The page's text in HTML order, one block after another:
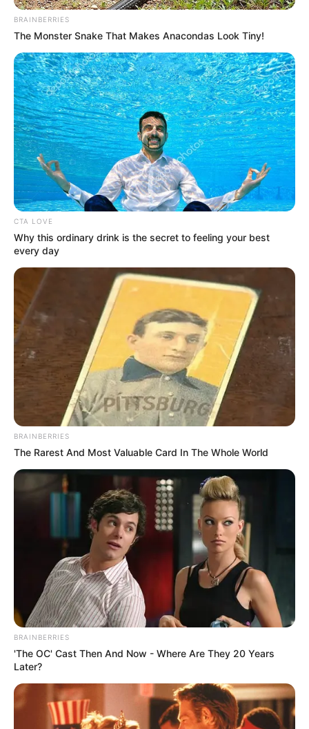
BRAINBERRIES
The Monster Snake That Makes Anacondas Look Tiny!
CTA LOVE
Why this ordinary drink is the secret to feeling your best
every day
BRAINBERRIES
The Rarest And Most Valuable Card In The Whole World
BRAINBERRIES
'The OC' Cast Then And Now - Where Are They 20 Years
Later?